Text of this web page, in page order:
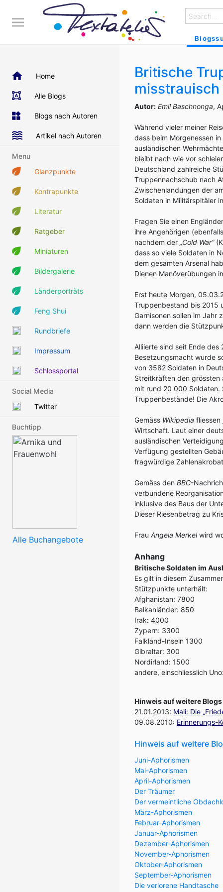
Home
Alle Blogs
Blogs nach Autoren
Artikel nach Autoren
Menu
Glanzpunkte
Kontrapunkte
Literatur
Ratgeber
Miniaturen
Bildergalerie
Länderporträts
Feng Shui
Rundbriefe
Impressum
Schlossportal
Social Media
Twitter
Buchtipp
Alle Buchangebote
Britische
misstrauisch
Autor: Emil Baschnonga,
Während vieler meiner
dass beim Morgenessen
ausländischen
bleibt nach wie vor
Deutschland zahlreiche
Truppennachschub nach
Zwischenlandungen der
Soldaten in Militärspitäler
Fragen Sie einen
ihre Angehörigen
nachdem der „Cold War“
dass so viele Soldaten in
dem gesamten Arsenal
Dienen Manöverübungen
Erst heute Morgen,
Truppenbestand bis 2015
Garnisonen sollen im Jahr
dann werden die
Alliierte sind seit Ende des
Besetzungsmacht wurde
von 3582 Soldaten in
Streitkräften den grössten
mit rund 20 000 Soldaten.
Truppenbestände! Die
Gemäss Wikipedia
Wirtschaft. Laut einer
ausländischen
Verfügung gestellten
fragwürdige
Gemäss den BBC-
verbundene
inklusive des Baus der
Dieser Riesenbetrag zu
Frau Angela Merkelwird
Anhang
Britische Soldaten im
Es gilt in diesem
Stützpunkte unterhält:
Afghanistan: 7800
Balkanländer: 850
Irak: 4000
Zypern: 3300
Falkland-Inseln 1300
Gibraltar: 300
Nordirland: 1500
andere, einschliesslich
Hinweis auf weitere
21.01.2013: Mali: Die
09.08.2010: Erinnerungs-
Hinweis auf weitere
Juni-Aphorismen
Mai-Aphorismen
April-Aphorismen
Der Träumer
Der vermeintliche
März-Aphorismen
Februar-Aphorismen
Januar-Aphorismen
Dezember-Aphorismen
November-Aphorismen
Oktober-Aphorismen
September-Aphorismen
Die verlorene Handtasche